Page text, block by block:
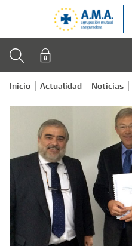
Inicio Actualidad Noticias